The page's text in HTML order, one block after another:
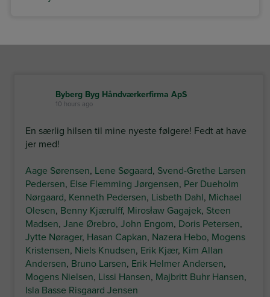
Byberg Byg Håndværkerfirma ApS
10 hours ago
En særlig hilsen til mine nyeste følgere! Fedt at have
jer med!
Aage Sørensen, Lene Søgaard, Svend-Grethe Larsen
Pedersen, Else Flemming Jørgensen, Per Dueholm
Nørgaard, Kenneth Pedersen, Lisbeth Dahl, Michael
Olesen, Benny Kjærulff, Mirosław Gagajek, Steen
Madsen,Jane Ørebro,John Engom, Doris Petersen,
Jytte Nørager, Hasan Capkan, Nazera Hebo, Mogens
Kristensen, Niels Knudsen, Erik Kjær, Kim Allan
Andersen, Bruno Larsen, Erik Helmer Andersen,
Mogens Nielsen, Lissi Hansen, Majbritt Buhr Hansen,
Isla Basse Risgaard Jensen